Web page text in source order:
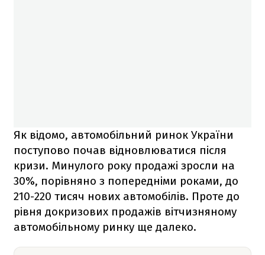
Як відомо, автомобільний ринок України
поступово почав відновлюватися після
кризи. Минулого року продажі зросли на
30%, порівняно з попередніми роками, до
210-220 тисяч нових автомобілів. Проте до
рівня докризових продажів вітчизняному
автомобільному ринку ще далеко.